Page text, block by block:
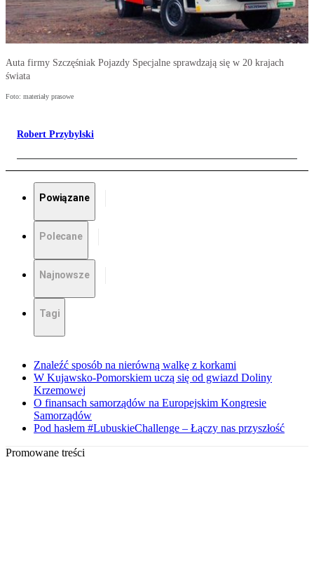
Auta firmy Szczęśniak Pojazdy Specjalne sprawdzają się w 20 krajach
świata
Foto: materiały prasowe
Robert Przybylski
Powiązane
Polecane
Najnowsze
Tagi
Znaleźć sposób na nierówną walkę z korkami
W Kujawsko-Pomorskiem uczą się od gwiazd Doliny
Krzemowej
O finansach samorządów na Europejskim Kongresie
Samorządów
Pod hasłem #LubuskieChallenge – Łączy nas przyszłość
Promowane treści